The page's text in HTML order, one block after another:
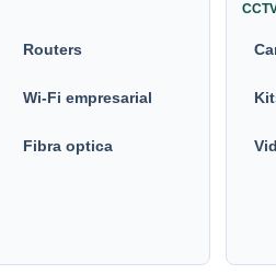
Routers
Wi-Fi empresarial
Fibra optica